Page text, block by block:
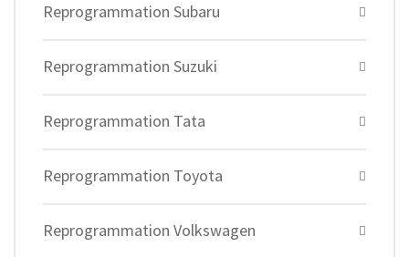
Reprogrammation Subaru
Reprogrammation Suzuki
Reprogrammation Tata
Reprogrammation Toyota
Reprogrammation Volkswagen